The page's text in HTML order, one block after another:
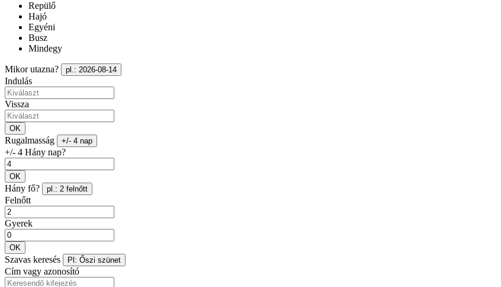
Repülő
Hajó
Egyéni
Busz
Mindegy
Mikor utazna? pl.: 2026-08-14
Indulás
Vissza
OK
Rugalmasság +/- 4 nap
+/- 4 Hány nap?
OK
Hány fő? pl.: 2 felnőtt
Felnőtt
Gyerek
OK
Szavas keresés Pl: Őszi szünet
Cím vagy azonosító